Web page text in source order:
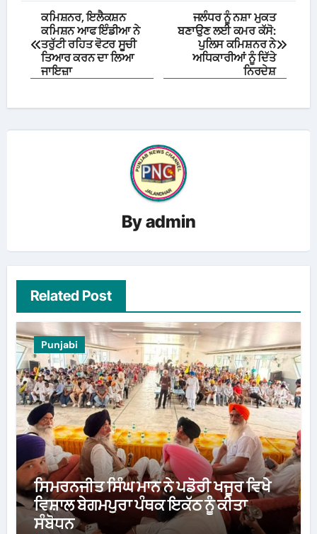
Post
navigation
ਕਮਿਸ਼ਨਰ, ਇਲੈਕਸ਼ਨ
ਕਮਿਸ਼ਨ ਆਫ ਇੰਡੀਆ ਨੇ
ਤਰੁੱਟੀ ਰਹਿਤ ਵੋਟਰ ਸੂਚੀ
ਤਿਆਰ ਕਰਨ ਦਾ ਲਿਆ
ਜਾਇਜ਼ਾ
ਜਲੰਧਰ ਨੂੰ ਨਸ਼ਾ ਮੁਕਤ
ਬਣਾਉਣ ਲਈ ਕਮਰ ਕੱਸੋ:
ਪੁਲਿਸ ਕਮਿਸ਼ਨਰ ਨੇ
ਅਧਿਕਾਰੀਆਂ ਨੂੰ ਦਿੱਤੇ
ਨਿਰਦੇਸ਼
Byadmin
Related Post
Punjabi
ਸਿਮਰਨਜੀਤ ਸਿੰਘ ਮਾਨ ਨੇ ਪਡੋਰੀ ਖਜੂਰ ਵਿਖੇ
ਵਿਸ਼ਾਲ ਬੇਗਮਪੁਰਾ ਪੰਥਕ ਇਕੱਠ ਨੂੰ ਕੀਤਾ
ਸੰਬੋਧਨ